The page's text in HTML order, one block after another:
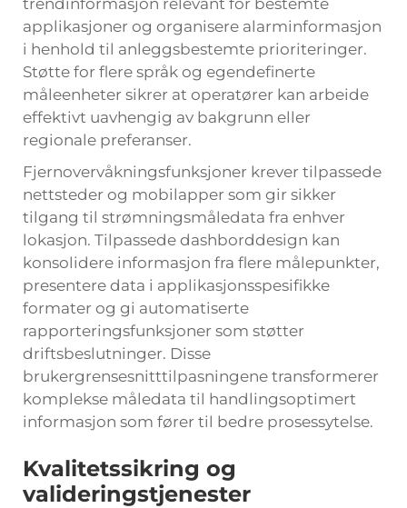
trendinformasjon relevant for bestemte
applikasjoner og organisere alarminformasjon
i henhold til anleggsbestemte prioriteringer.
Støtte for flere språk og egendefinerte
måleenheter sikrer at operatører kan arbeide
effektivt uavhengig av bakgrunn eller
regionale preferanser.
Fjernovervåkningsfunksjoner krever tilpassede
nettsteder og mobilapper som gir sikker
tilgang til strømningsmåledata fra enhver
lokasjon. Tilpassede dashborddesign kan
konsolidere informasjon fra flere målepunkter,
presentere data i applikasjonsspesifikke
formater og gi automatiserte
rapporteringsfunksjoner som støtter
driftsbeslutninger. Disse
brukergrensesnitttilpasningene transformerer
komplekse måledata til handlingsoptimert
informasjon som fører til bedre prosessytelse.
Kvalitetssikring og
valideringstjenester